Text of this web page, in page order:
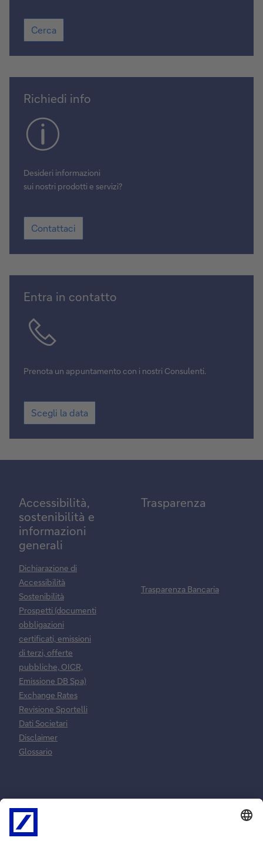
Cerca
Cerca
Contattaci
Richiedi info
Desideri informazioni
sui nostri prodotti e servizi?
Contattaci
Contattaci
Scegli
la
data
Entra in contatto
Prenota un appuntamento con i nostri Consulenti.
Scegli
la
data
Scegli la data
Accessibilità,
sostenibilità e
informazioni
generali
Dichiarazione di
Accessibilità
Sostenibilità
Prospetti (documenti
obbligazioni
certificati, emissioni
di terzi, offerte
pubbliche, OICR,
Emissione DB Spa)
Exchange Rates
Revisione Sportelli
Dati Societari
Disclaimer
Glossario
Trasparenza
Trasparenza Bancaria
Normative e
norme
contrattuali